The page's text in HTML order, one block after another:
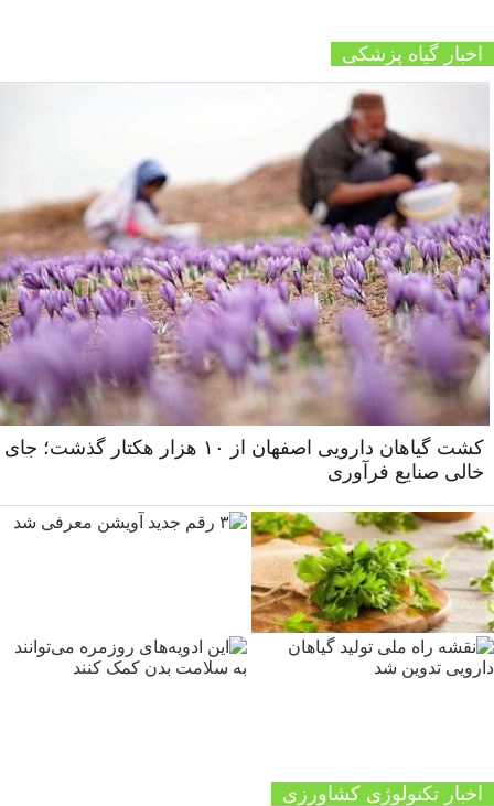
اخبار گیاه پزشکی
کشت گیاهان دارویی اصفهان از ۱۰ هزار هکتار گذشت؛ جای
خالی صنایع فرآوری
اخبار تکنولوژی کشاورزی